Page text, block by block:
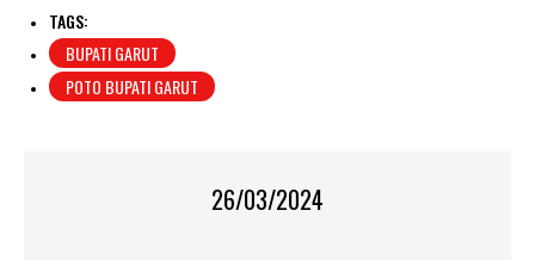
TAGS:
BUPATI GARUT
POTO BUPATI GARUT
26/03/2024